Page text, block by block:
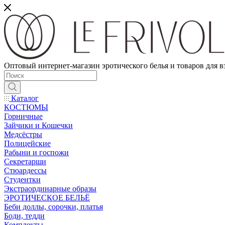
Оптовый интернет-магазин эротического белья и товаров для
Каталог
КОСТЮМЫ
Горничные
Зайчики и Кошечки
Медсёстры
Полицейские
Рабыни и госпожи
Секретарши
Стюардессы
Студентки
Экстраординарные образы
ЭРОТИЧЕСКОЕ БЕЛЬЁ
Беби доллы, сорочки, платья
Боди, тедди